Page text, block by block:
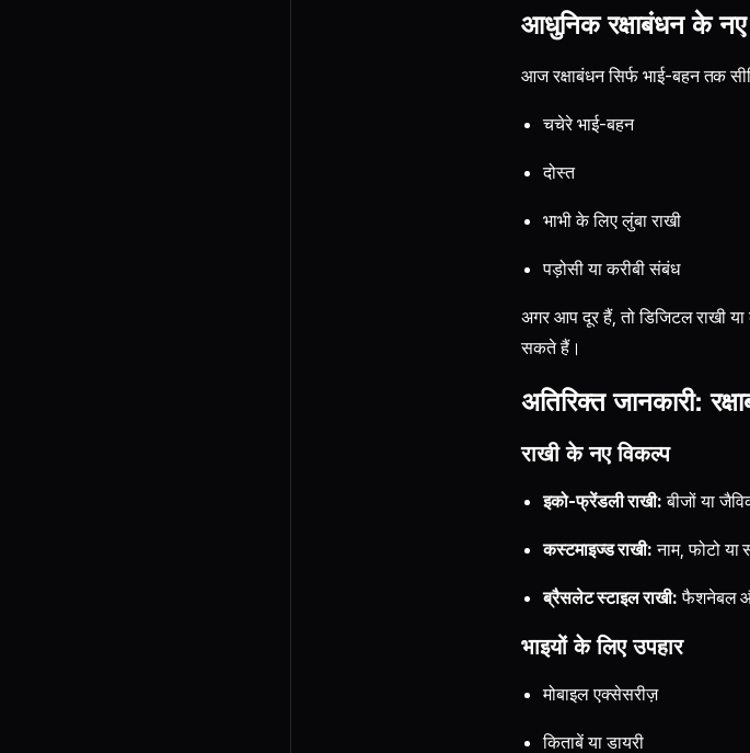
आधुनिक रक्षाबंधन के
आज रक्षाबंधन सिर्फ भाई-बहन तक
चचेरे भाई-बहन
दोस्त
भाभी के लिए लुंबा राखी
पड़ोसी या करीबी संबंध
अगर आप दूर हैं, तो डिजिटल राखी
सकते हैं।
अतिरिक्त जानकारी:
राखी के नए विकल्प
इको-फ्रेंडली राखी: बीजों या
कस्टमाइज्ड राखी: नाम, फोटो या
ब्रैसलेट स्टाइल राखी: फैशनेबल
भाइयों के लिए उपहार
मोबाइल एक्सेसरीज़
किताबें या डायरी